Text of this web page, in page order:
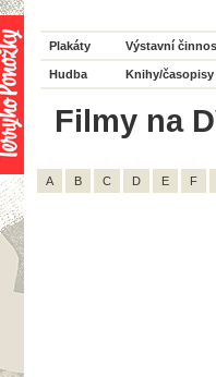
Plakáty Výstavní
Hudba Knihy/časopisy
Filmy na
A B C D E F